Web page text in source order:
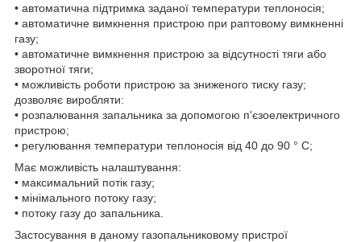
• автоматична підтримка заданої температури теплоносія;
• автоматичне вимкнення пристрою при раптовому вимкненні
газу;
• автоматичне вимкнення пристрою за відсутності тяги або
зворотної тяги;
• можливість роботи пристрою за зниженого тиску газу;
дозволяє виробляти:
• розпалювання запальника за допомогою п'єзоелектричного
пристрою;
• регулювання температури теплоносія від 40 до 90 ° С;
Має можливість налаштування:
• максимальний потік газу;
• мінімального потоку газу;
• потоку газу до запальника.
Застосування в даному газопальниковому пристрої